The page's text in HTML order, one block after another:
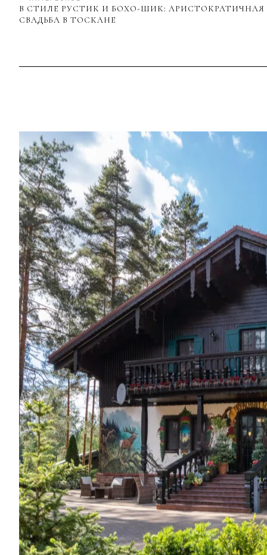
В СТИЛЕ РУСТИК И БОХО-ШИК: АРИСТОКРАТИЧНАЯ
СВАДЬБА В ТОСКАНЕ